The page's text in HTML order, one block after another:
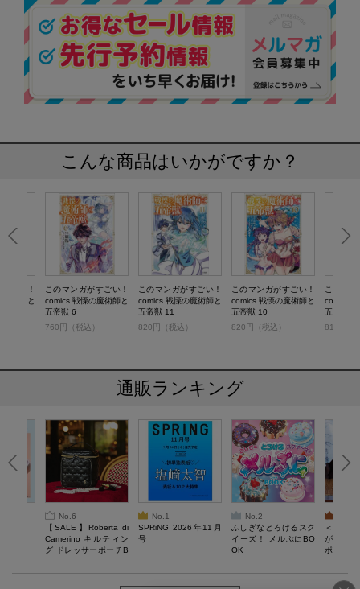
こんな商品はいかがですか？
ごい！
魔術師と
このマンガがすごい！
comics 戦慄の魔術師と
五帝獣 6
760円（税込）
このマンガがすごい！
comics 戦慄の魔術師と
五帝獣 11
820円（税込）
このマンガがすごい！
comics 戦慄の魔術師と
五帝獣 10
820円（税込）
このマ
comics
五帝獣 9
810円（
通販ランキング
No.6
【SALE】Roberta di
Camerino キルティン
グ ドレッサーポーチB
No.1
SPRiNG 2026年11月
号
No.2
ふしぎなとろけるスク
イーズ！ メルぷにBO
OK
＜SALE
がある
ポーチ